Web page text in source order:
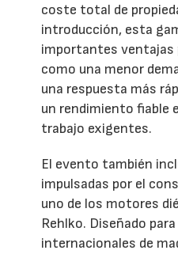
coste total de
introducción, esta
importantes ventajas
como una menor
una respuesta más
un rendimiento fiable
trabajo exigentes.
El evento también
impulsadas por el
uno de los motores
Rehlko. Diseñado
internacionales de